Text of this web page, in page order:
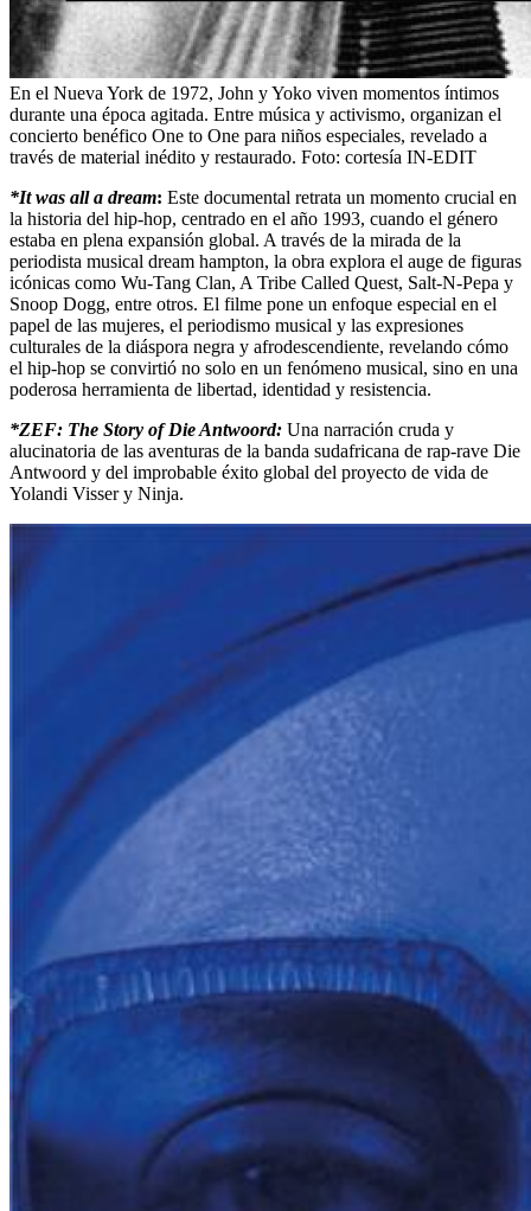
En el Nueva York de 1972, John y Yoko viven momentos íntimos
durante una época agitada. Entre música y activismo, organizan el
concierto benéfico One to One para niños especiales, revelado a
través de material inédito y restaurado. Foto: cortesía IN-EDIT
*It was all a dream: Este documental retrata un momento crucial en
la historia del hip-hop, centrado en el año 1993, cuando el género
estaba en plena expansión global. A través de la mirada de la
periodista musical dream hampton, la obra explora el auge de figuras
icónicas como Wu-Tang Clan, A Tribe Called Quest, Salt-N-Pepa y
Snoop Dogg, entre otros. El filme pone un enfoque especial en el
papel de las mujeres, el periodismo musical y las expresiones
culturales de la diáspora negra y afrodescendiente, revelando cómo
el hip-hop se convirtió no solo en un fenómeno musical, sino en una
poderosa herramienta de libertad, identidad y resistencia.
*ZEF: The Story of Die Antwoord: Una narración cruda y
alucinatoria de las aventuras de la banda sudafricana de rap-rave Die
Antwoord y del improbable éxito global del proyecto de vida de
Yolandi Visser y Ninja.